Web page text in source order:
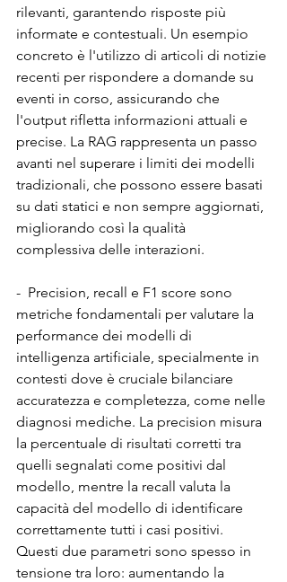
rilevanti, garantendo risposte più
informate e contestuali. Un esempio
concreto è l'utilizzo di articoli di notizie
recenti per rispondere a domande su
eventi in corso, assicurando che
l'output rifletta informazioni attuali e
precise. La RAG rappresenta un passo
avanti nel superare i limiti dei modelli
tradizionali, che possono essere basati
su dati statici e non sempre aggiornati,
migliorando così la qualità
complessiva delle interazioni.
-  Precision, recall e F1 score sono
metriche fondamentali per valutare la
performance dei modelli di
intelligenza artificiale, specialmente in
contesti dove è cruciale bilanciare
accuratezza e completezza, come nelle
diagnosi mediche. La precision misura
la percentuale di risultati corretti tra
quelli segnalati come positivi dal
modello, mentre la recall valuta la
capacità del modello di identificare
correttamente tutti i casi positivi.
Questi due parametri sono spesso in
tensione tra loro: aumentando la